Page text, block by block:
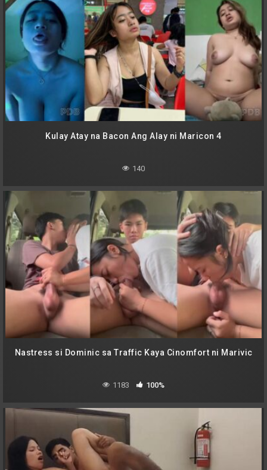
Kulay Atay na Bacon Ang Alay ni Maricon 4
140
Nastress si Dominic sa Traffic Kaya Cinomfort ni Marivic
1183 100%